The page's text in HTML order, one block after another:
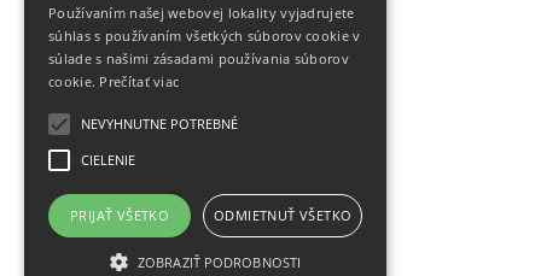
Používaním našej webovej lokality vyjadrujete
súhlas s používaním všetkých súborov cookie v
súlade s našimi zásadami používania súborov
cookie. Prečítať viac
NEVYHNUTNE POTREBNÉ
CIELENIE
PRIJAŤ VŠETKO ODMIETNUŤ VŠETKO
ZOBRAZIŤ PODROBNOSTI